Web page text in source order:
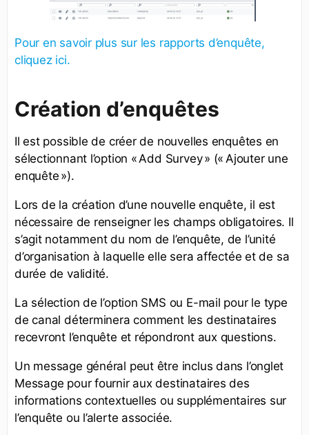
Pour en savoir plus sur les rapports d’enquête,
cliquez ici.
Création d’enquêtes
Il est possible de créer de nouvelles enquêtes en
sélectionnant l’option « Add Survey » (« Ajouter une
enquête »).
Lors de la création d’une nouvelle enquête, il est
nécessaire de renseigner les champs obligatoires. Il
s’agit notamment du nom de l’enquête, de l’unité
d’organisation à laquelle elle sera affectée et de sa
durée de validité.
La sélection de l’option SMS ou E-mail pour le type
de canal déterminera comment les destinataires
recevront l’enquête et répondront aux questions.
Un message général peut être inclus dans l’onglet
Message pour fournir aux destinataires des
informations contextuelles ou supplémentaires sur
l’enquête ou l’alerte associée.